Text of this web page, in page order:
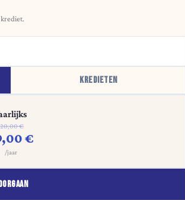
KREDIETEN
€
€
/jaar